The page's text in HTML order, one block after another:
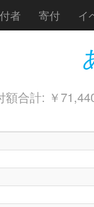
者 寄付 イ
額合計: ￥